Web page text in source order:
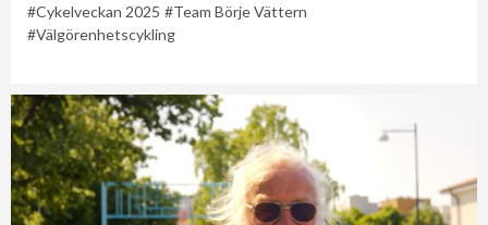
Cykelveckan 2025
Team Börje Vättern
Välgörenhetscykling